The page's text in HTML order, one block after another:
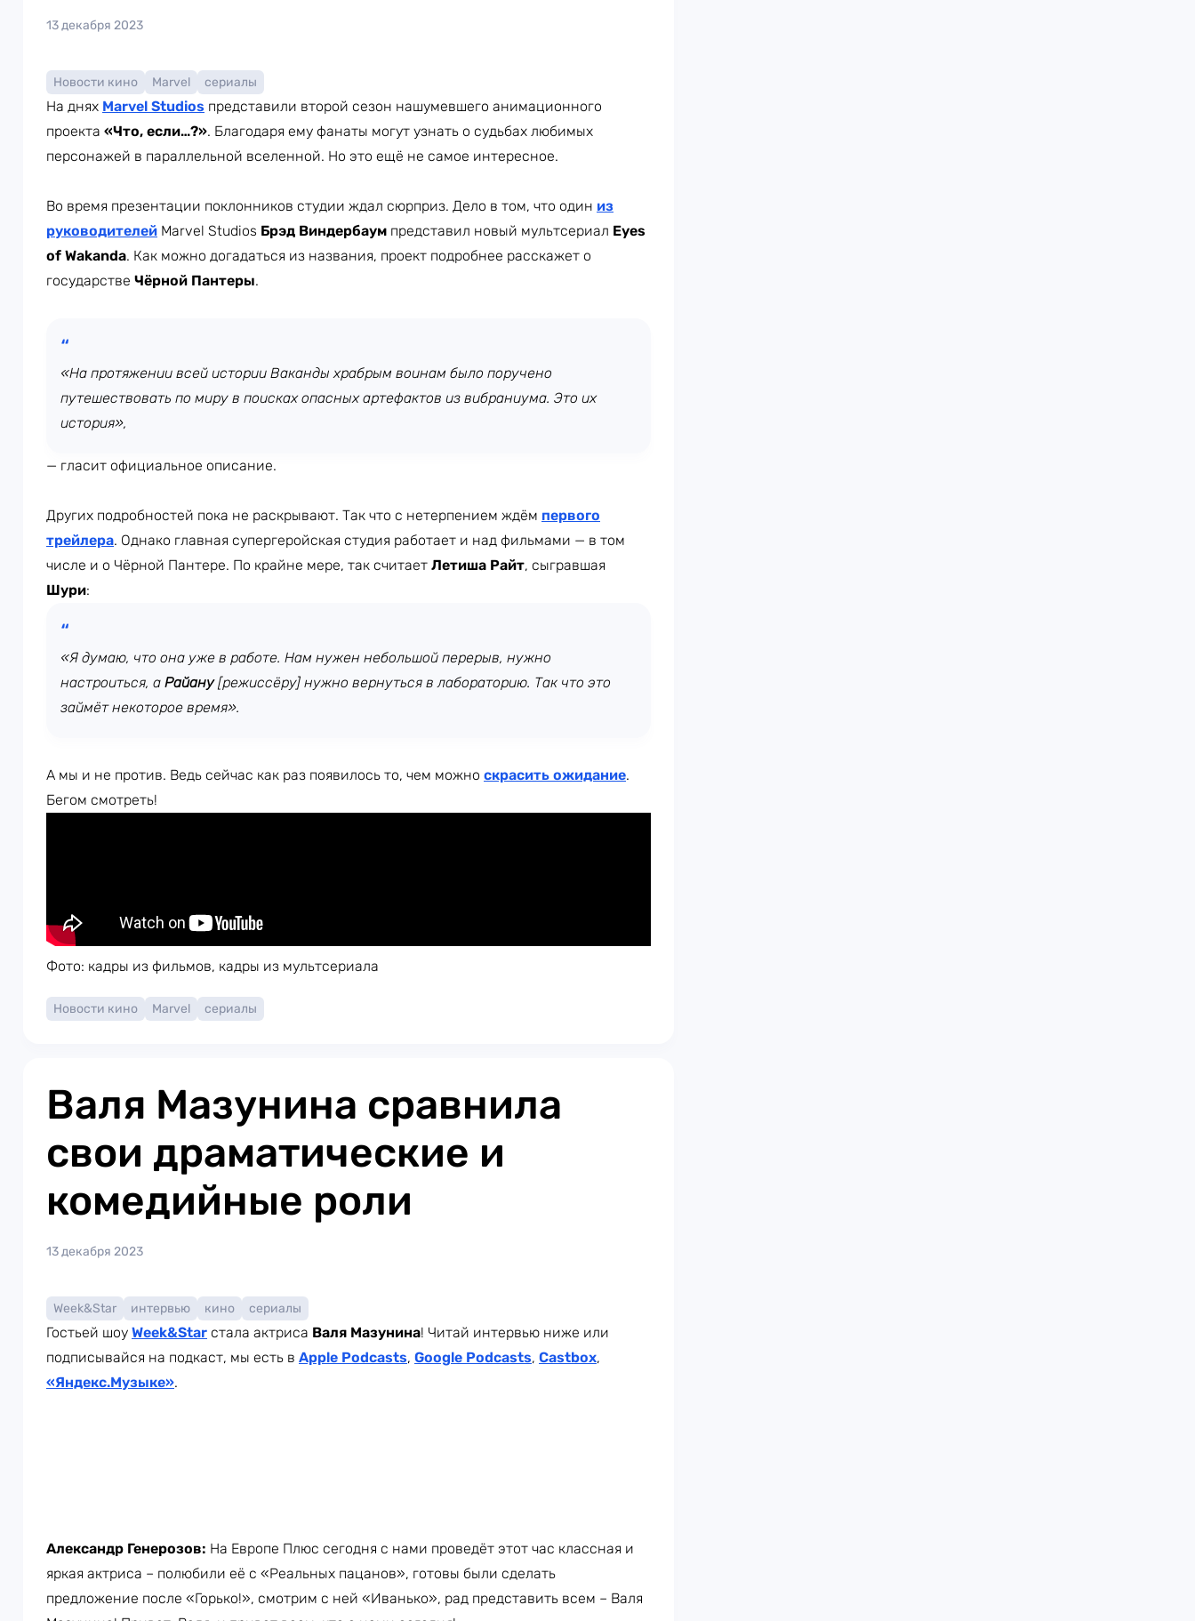
13 декабря 2023
Новости кино Marvel сериалы
На днях Marvel Studios представили второй сезон нашумевшего анимационного
проекта «Что, если…?». Благодаря ему фанаты могут узнать о судьбах любимых
персонажей в параллельной вселенной. Но это ещё не самое интересное.
Во время презентации поклонников студии ждал сюрприз. Дело в том, что один из
руководителей Marvel Studios Брэд Виндербаум представил новый мультсериал Eyes
of Wakanda. Как можно догадаться из названия, проект подробнее расскажет о
государстве Чёрной Пантеры.
«На протяжении всей истории Ваканды храбрым воинам было поручено
путешествовать по миру в поисках опасных артефактов из вибраниума. Это их
история»,
— гласит официальное описание.
Других подробностей пока не раскрывают. Так что с нетерпением ждём первого
трейлера. Однако главная супергеройская студия работает и над фильмами — в том
числе и о Чёрной Пантере. По крайне мере, так считает Летиша Райт, сыгравшая
Шури:
«Я думаю, что она уже в работе. Нам нужен небольшой перерыв, нужно
настроиться, а Райану[режиссёру] нужно вернуться в лабораторию. Так что это
займёт некоторое время».
А мы и не против. Ведь сейчас как раз появилось то, чем можно скрасить ожидание.
Бегом смотреть!
Фото: кадры из фильмов, кадры из мультсериала
Новости кино Marvel сериалы
Валя Мазунина сравнила
свои драматические и
комедийные роли
13 декабря 2023
Week&Star интервью кино сериалы
Гостьей шоу Week&Star стала актриса Валя Мазунина! Читай интервью ниже или
подписывайся на подкаст, мы есть в Apple Podcasts, Google Podcasts, Castbox,
«Яндекс.Музыке».
Александр Генерозов: На Европе Плюс сегодня с нами проведёт этот час классная и
яркая актриса – полюбили её с «Реальных пацанов», готовы были сделать
предложение после «Горько!», смотрим с ней «Иванько», рад представить всем – Валя